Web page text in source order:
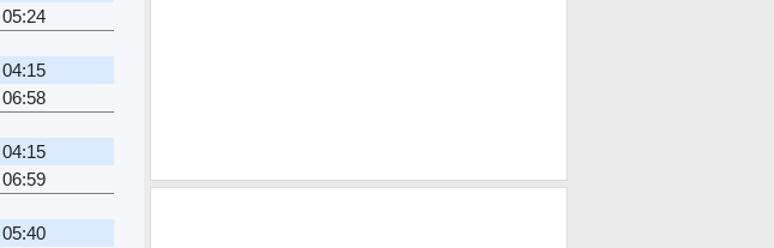
05:24
04:15
06:58
04:15
06:59
05:40